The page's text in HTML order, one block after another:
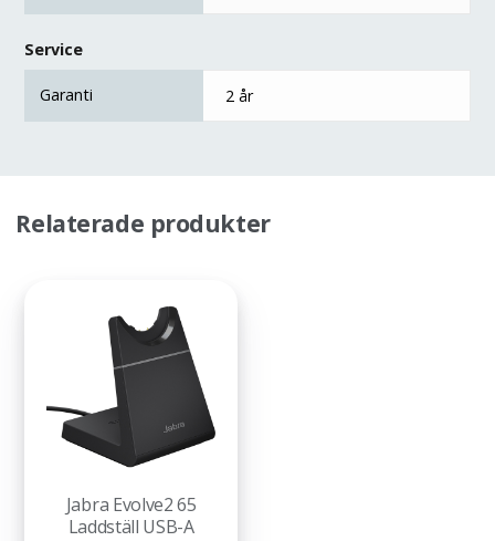
Service
Garanti 2 år
Relaterade produkter
Jabra Evolve2 65
Laddställ USB-A